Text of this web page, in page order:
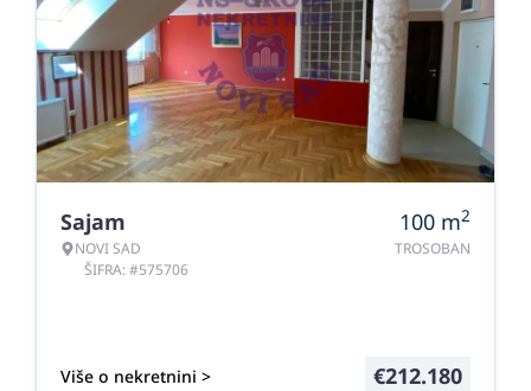
Sajam
NOVI SAD
ŠIFRA: #575706
100 m2
TROSOBAN
Više o nekretnini > €212.180